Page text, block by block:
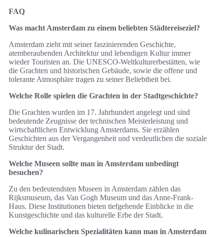
FAQ
Was macht Amsterdam zu einem beliebten Städtereiseziel?
Amsterdam zieht mit seiner faszinierenden Geschichte,
atemberaubenden Architektur und lebendigen Kultur immer
wieder Touristen an. Die UNESCO-Weltkulturerbestätten, wie
die Grachten und historischen Gebäude, sowie die offene und
tolerante Atmosphäre tragen zu seiner Beliebtheit bei.
Welche Rolle spielen die Grachten in der Stadtgeschichte?
Die Grachten wurden im 17. Jahrhundert angelegt und sind
bedeutende Zeugnisse der technischen Meisterleistung und
wirtschaftlichen Entwicklung Amsterdams. Sie erzählen
Geschichten aus der Vergangenheit und verdeutlichen die soziale
Struktur der Stadt.
Welche Museen sollte man in Amsterdam unbedingt
besuchen?
Zu den bedeutendsten Museen in Amsterdam zählen das
Rijksmuseum, das Van Gogh Museum und das Anne-Frank-
Haus. Diese Institutionen bieten tiefgehende Einblicke in die
Kunstgeschichte und das kulturelle Erbe der Stadt.
Welche kulinarischen Spezialitäten kann man in Amsterdam